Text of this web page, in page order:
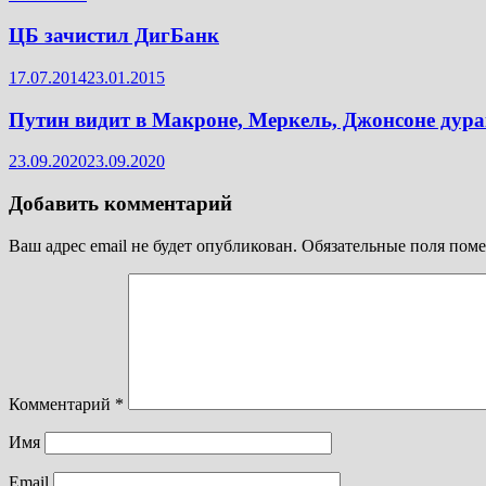
ЦБ зачистил ДигБанк
17.07.201423.01.2015
Путин видит в Макроне, Меркель, Джонсоне
23.09.202023.09.2020
Добавить комментарий
Ваш адрес email не будет опубликован. Обязательные поля
Комментарий *
Имя
Email